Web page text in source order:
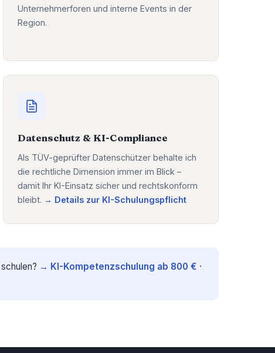
Unternehmerforen und interne Events in der
Region.
Datenschutz & KI-Compliance
Als TÜV-geprüfter Datenschützer behalte ich
die rechtliche Dimension immer im Blick –
damit Ihr KI-Einsatz sicher und rechtskonform
bleibt. → Details zur KI-Schulungspflicht
→ KI-Kompetenzschulung ab 800 € ·